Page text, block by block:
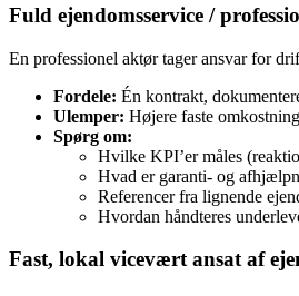
Fuld ejendomsservice /
En professionel aktør tager ansvar for
Fordele: Én kontrakt,
Ulemper: Højere faste
Spørg om:
Hvilke KPI’er måles
Hvad er garanti- og
Referencer fra lignende
Hvordan håndteres
Fast, lokal vicevært ansat af